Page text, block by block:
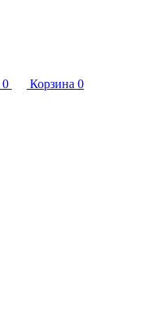
0 Корзина 0